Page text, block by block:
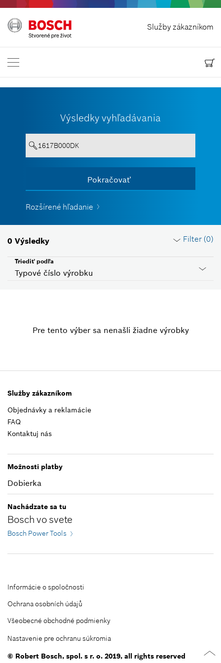
Služby zákazníkom
Odstúpit od zmluvy
Bosch Power Tools
Výsledky vyhľadávania
Pokračovať
Zobraziť všetko
Text musí obsahovať aspoň 3 znaky.
Rozšírené hľadanie
0 Výsledky Filter (0)
Typové číslo výrobku
Triediť podľa
Skupina produktov
Kód krajiny
Zatvoriť filtre
Pre tento výber sa nenašli žiadne výrobky
Služby zákazníkom
Objednávky a reklamácie
FAQ
Kontaktuj nás
Možnosti platby
Dobierka
Nachádzate sa tu
Bosch vo svete
Bosch Power Tools
Informácie o spoločnosti
Ochrana osobních údajů
Všeobecné obchodné podmienky
Nastavenie pre ochranu súkromia
© Robert Bosch, spol. s r. o. 2019, all rights reserved